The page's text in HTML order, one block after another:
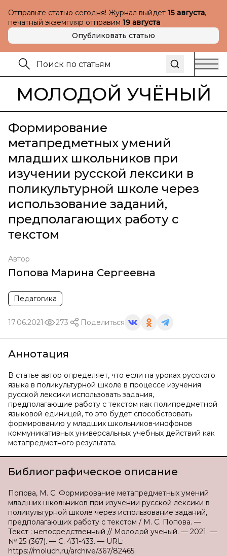
Отправьте статью сегодня! Журнал выйдет 15 августа,
печатный экземпляр отправим 19 августа
Опубликовать статью
МОЛОДОЙ УЧЁНЫЙ
Формирование
метапредметных умений
младших школьников при
изучении русской лексики в
поликультурной школе через
использование заданий,
предполагающих работу с
текстом
Автор
Попова Марина Сергеевна
Педагогика
17.06.2021 273 Поделиться
Аннотация
В статье автор определяет, что если на уроках русского
языка в поликультурной школе в процессе изучения
русской лексики использовать задания,
предполагающие работу с текстом как полипредметной
языковой единицей, то это будет способствовать
формированию у младших школьников-инофонов
коммуникативных универсальных учебных действий как
метапредметного результата.
Библиографическое описание
Попова, М. С. Формирование метапредметных умений
младших школьников при изучении русской лексики в
поликультурной школе через использование заданий,
предполагающих работу с текстом / М. С. Попова. —
Текст : непосредственный // Молодой ученый. — 2021. —
№ 25 (367). — С. 431-433. — URL:
https://moluch.ru/archive/367/82465.